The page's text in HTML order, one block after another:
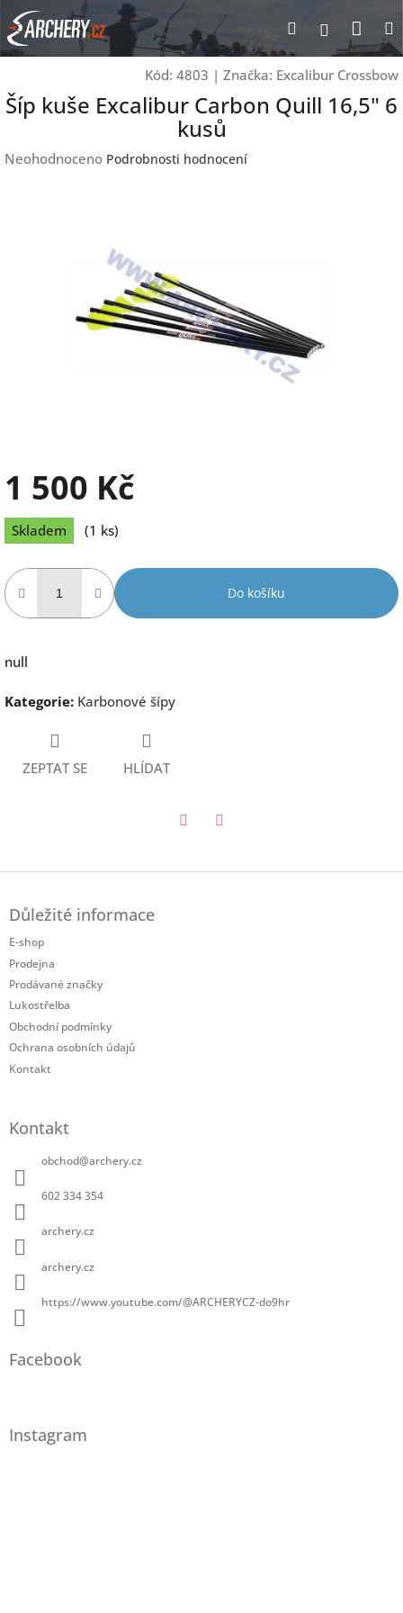
Přejít
na
obsah
Hledat
Kód: 4803 | Značka: Excalibur Crossbow
Šíp kuše Excalibur Carbon Quill 16,5" 6
kusů
Průměrné
Neohodnoceno Podrobnosti hodnocení
1 500 Kč
Měrná
cena:
Skladem (1 ks)
Do košíku
null
Kategorie: Karbonové šípy
ZEPTAT SE HLÍDAT
Důležité informace
E-shop
Prodejna
Prodávané značky
Lukostřelba
Obchodní podmínky
Ochrana osobních údajů
Kontakt
Kontakt
obchod@archery.cz
602 334 354
archery.cz
archery.cz
https://www.youtube.com/@ARCHERYCZ-do9hr
Facebook
Instagram